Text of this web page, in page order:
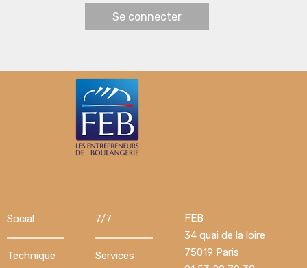
Social 7/7
FEB
34 quai de la loire
75019 Paris
Technique Services